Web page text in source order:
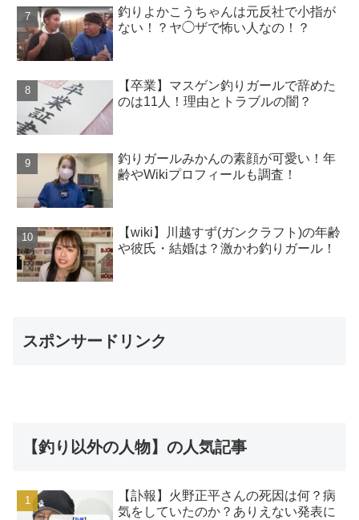
釣りよかこうちゃんは元反社で小指が
ない！？ヤ◯ザで怖い人なの！？
【卒業】マスゲン釣りガールで辞めた
のは11人！理由とトラブルの闇？
釣りガールみかんの素顔が可愛い！年
齢やWikiプロフィールも調査！
【wiki】川越すず(ガンクラフト)の年齢
や彼氏・結婚は？激かわ釣りガール！
スポンサードリンク
【釣り以外の人物】の人気記事
【訃報】火野正平さんの死因は何？病
気をしていたのか？ありえない発表に